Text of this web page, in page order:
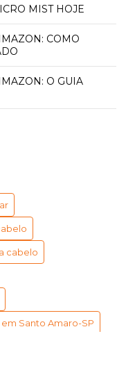
MIST HOJE
cabelo
Santo Amaro-SP